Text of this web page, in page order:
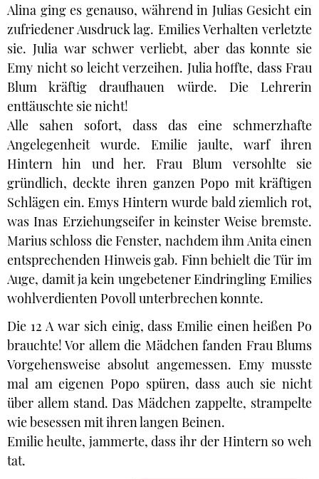
Alina ging es genauso, während in Julias Gesicht ein
zufriedener Ausdruck lag. Emilies Verhalten verletzte
sie. Julia war schwer verliebt, aber das konnte sie
Emy nicht so leicht verzeihen. Julia hoffte, dass Frau
Blum kräftig draufhauen würde. Die Lehrerin
enttäuschte sie nicht!
Alle sahen sofort, dass das eine schmerzhafte
Angelegenheit wurde. Emilie jaulte, warf ihren
Hintern hin und her. Frau Blum versohlte sie
gründlich, deckte ihren ganzen Popo mit kräftigen
Schlägen ein. Emys Hintern wurde bald ziemlich rot,
was Inas Erziehungseifer in keinster Weise bremste.
Marius schloss die Fenster, nachdem ihm Anita einen
entsprechenden Hinweis gab. Finn behielt die Tür im
Auge, damit ja kein ungebetener Eindringling Emilies
wohlverdienten Povoll unterbrechen konnte.
Die 12 A war sich einig, dass Emilie einen heißen Po
brauchte! Vor allem die Mädchen fanden Frau Blums
Vorgehensweise absolut angemessen. Emy musste
mal am eigenen Popo spüren, dass auch sie nicht
über allem stand. Das Mädchen zappelte, strampelte
wie besessen mit ihren langen Beinen.
Emilie heulte, jammerte, dass ihr der Hintern so weh
tat.